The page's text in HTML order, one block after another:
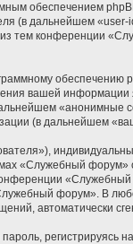
обеспечением
(в дальнейшем
тем конференции
обеспечению
вашей
«анонимные
(в дальнейшем
«Служебный
форум». В
автоматически
регистрируясь